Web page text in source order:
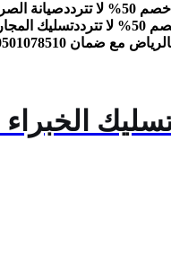
صيانة الصرف الصحي
تسليك المجاري في الحمام
اتصل الآن خصم 50% لا تتردد